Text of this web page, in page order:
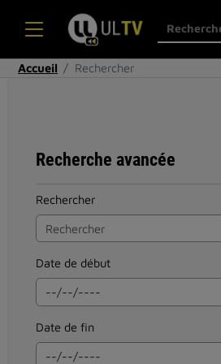
Accueil Rechercher
Recherche avancée
Rechercher
Date de début
Date de fin